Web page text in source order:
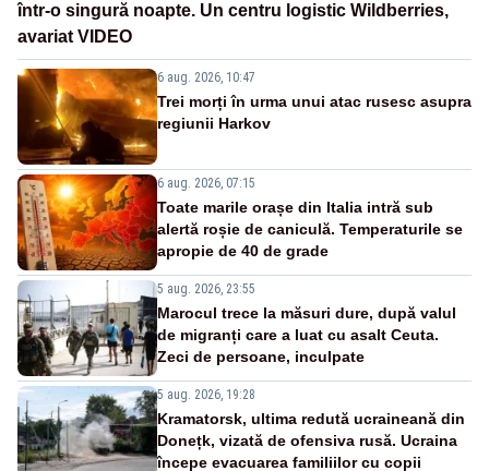
într-o singură noapte. Un centru logistic Wildberries,
avariat VIDEO
6 aug. 2026, 10:47
Trei morți în urma unui atac rusesc asupra
regiunii Harkov
6 aug. 2026, 07:15
Toate marile orașe din Italia intră sub
alertă roșie de caniculă. Temperaturile se
apropie de 40 de grade
5 aug. 2026, 23:55
Marocul trece la măsuri dure, după valul
de migranți care a luat cu asalt Ceuta.
Zeci de persoane, inculpate
5 aug. 2026, 19:28
Kramatorsk, ultima redută ucraineană din
Donețk, vizată de ofensiva rusă. Ucraina
începe evacuarea familiilor cu copii